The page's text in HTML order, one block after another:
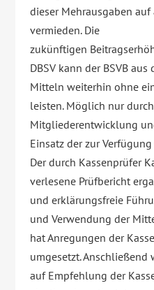
dieser Mehrausgaben
vermieden. Die
zukünftigen
DBSV kann der BSVB
Mitteln weiterhin ohne
leisten. Möglich nur
Mitgliederentwicklung
Einsatz der zur
Der durch Kassenprüfer
verlesene Prüfbericht
und erklärungsfreie
und Verwendung der
hat Anregungen der
umgesetzt. Anschließend
auf Empfehlung der